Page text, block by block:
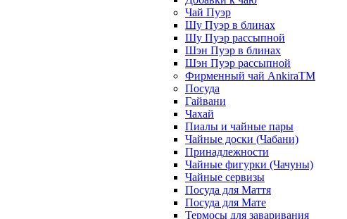
Чай Пуэр
Шу Пуэр в блинах
Шу Пуэр рассыпной
Шэн Пуэр в блинах
Шэн Пуэр рассыпной
Фирменный чай AnkiraTM
Посуда
Гайвани
Чахай
Пиалы и чайные пары
Чайные доски (Чабани)
Принадлежности
Чайные фигурки (Чачуны)
Чайные сервизы
Посуда для Маття
Посуда для Мате
Термосы для заваривания